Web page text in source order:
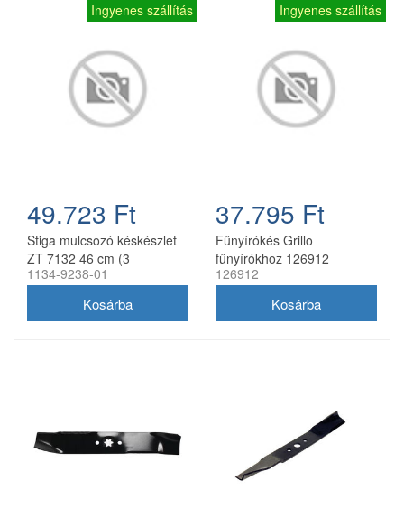
Ingyenes szállítás
49.723 Ft
Stiga mulcsozó késkészlet
ZT 7132 46 cm (3
db/csomag) 1134-9238-01
1134-9238-01
Ingyenes szállítás
37.795 Ft
Fűnyírókés Grillo
fűnyírókhoz 126912
126912